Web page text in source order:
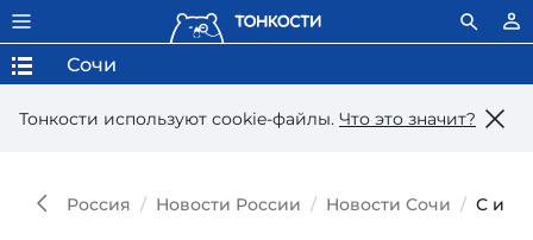
Тонкости используют сookie-файлы. Что это значит?
Сочи
Россия Новости России Новости Сочи С